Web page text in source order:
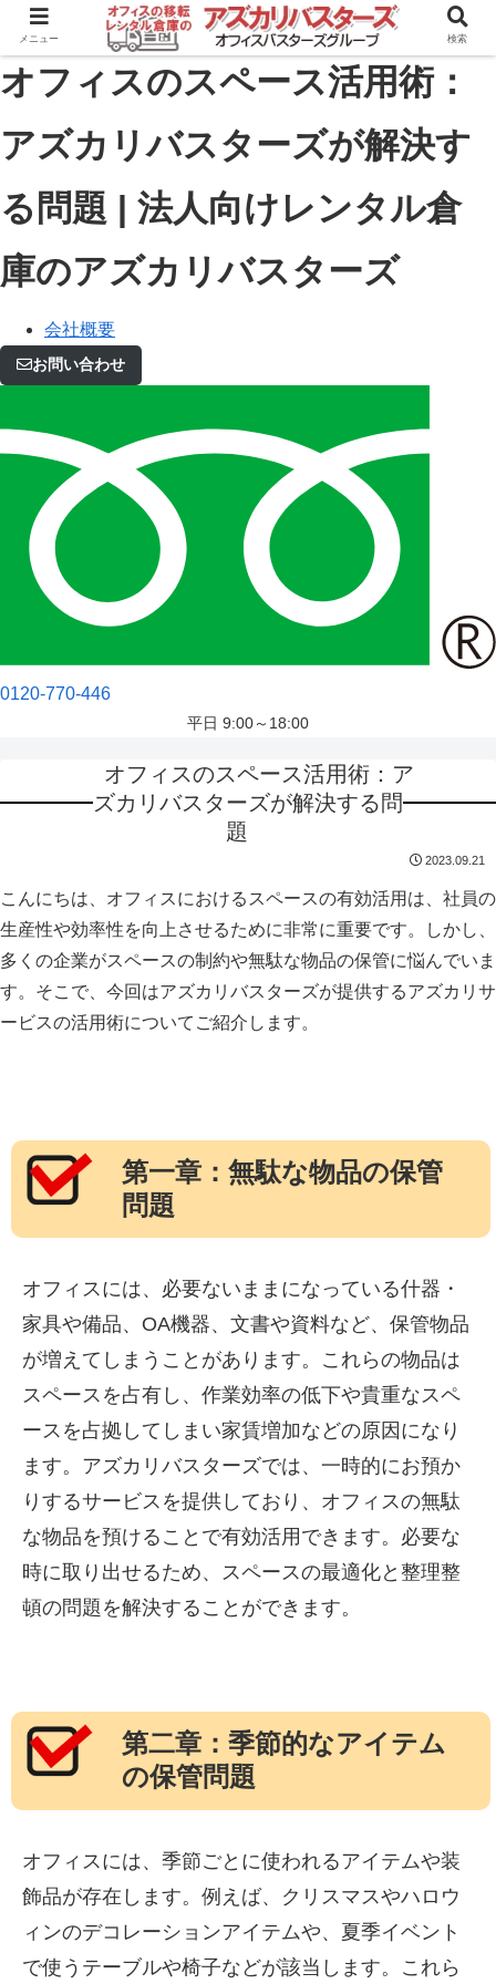
オフィスのスペース活用術：
アズカリバスターズが解決す
る問題 | 法人向けレンタル倉
庫のアズカリバスターズ
会社概要
お問い合わせ
0120-770-446
平日 9:00～18:00
オフィスのスペース活用術：ア
ズカリバスターズが解決する問
題
2023.09.21
こんにちは、オフィスにおけるスペースの有効活用は、社員の
生産性や効率性を向上させるために非常に重要です。しかし、
多くの企業がスペースの制約や無駄な物品の保管に悩んでいま
す。そこで、今回はアズカリバスターズが提供するアズカリサ
ービスの活用術についてご紹介します。
第一章：無駄な物品の保管
問題
オフィスには、必要ないままになっている什器・
家具や備品、OA機器、文書や資料など、保管物品
が増えてしまうことがあります。これらの物品は
スペースを占有し、作業効率の低下や貴重なスペ
ースを占拠してしまい家賃増加などの原因になり
ます。アズカリバスターズでは、一時的にお預か
りするサービスを提供しており、オフィスの無駄
な物品を預けることで有効活用できます。必要な
時に取り出せるため、スペースの最適化と整理整
頓の問題を解決することができます。
第二章：季節的なアイテム
の保管問題
オフィスには、季節ごとに使われるアイテムや装
飾品が存在します。例えば、クリスマスやハロウ
ィンのデコレーションアイテムや、夏季イベント
で使うテーブルや椅子などが該当します。これら
メニュー 検索